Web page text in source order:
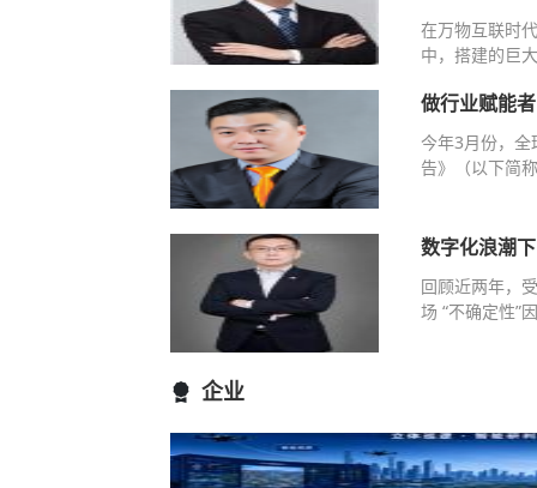
在万物互联时
中，搭建的巨
做行业赋能
今年3月份，
告》（以下简
数字化浪潮
回顾近两年，
场 “不确定性”
企业